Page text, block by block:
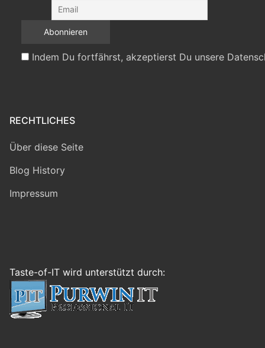
Indem Du fortfährst, akzeptierst Du unsere
RECHTLICHES
Über diese Seite
Blog History
Impressum
Taste-of-IT wird unterstützt durch: